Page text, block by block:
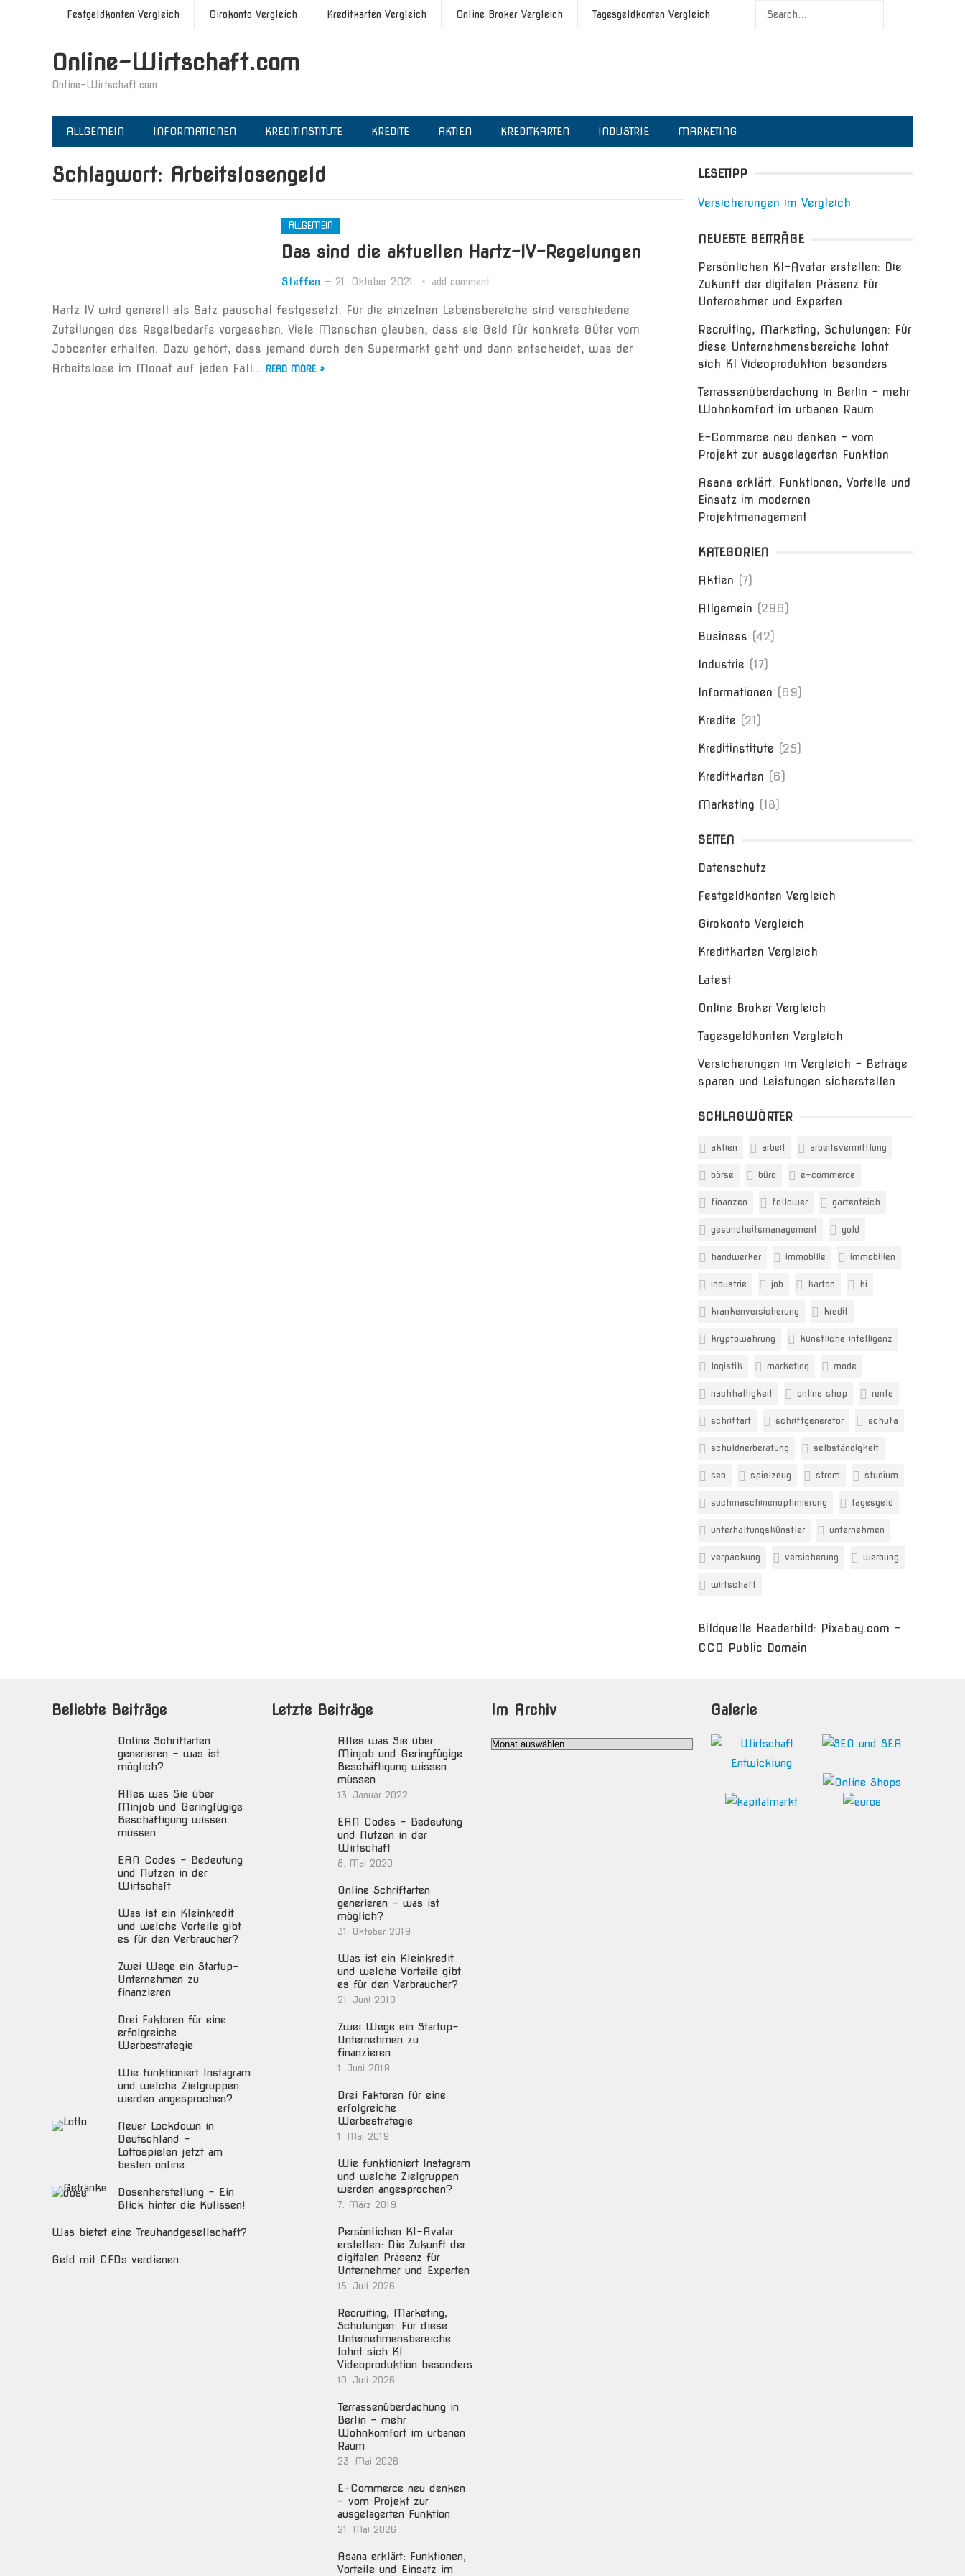
Festgeldkonten Vergleich Girokonto Vergleich Kreditkarten Vergleich Online Broker Vergleich Tagesgeldkonten Vergleich
Online-Wirtschaft.com
Online-Wirtschaft.com
ALLGEMEIN INFORMATIONEN KREDITINSTITUTE KREDITE AKTIEN KREDITKARTEN INDUSTRIE MARKETING
Schlagwort: Arbeitslosengeld
ALLGEMEIN
Das sind die aktuellen Hartz-IV-Regelungen
Steffen — 21. Oktober 2021 add comment
Hartz IV wird generell als Satz pauschal festgesetzt. Für die einzelnen Lebensbereiche sind verschiedene
Zuteilungen des Regelbedarfs vorgesehen. Viele Menschen glauben, dass sie Geld für konkrete Güter vom
Jobcenter erhalten. Dazu gehört, dass jemand durch den Supermarkt geht und dann entscheidet, was der
Arbeitslose im Monat auf jeden Fall... READ MORE »
LESETIPP
Versicherungen im Vergleich
NEUESTE BEITRÄGE
Persönlichen KI-Avatar erstellen: Die
Zukunft der digitalen Präsenz für
Unternehmer und Experten
Recruiting, Marketing, Schulungen: Für
diese Unternehmensbereiche lohnt
sich KI Videoproduktion besonders
Terrassenüberdachung in Berlin – mehr
Wohnkomfort im urbanen Raum
E-Commerce neu denken – vom
Projekt zur ausgelagerten Funktion
Asana erklärt: Funktionen, Vorteile und
Einsatz im modernen
Projektmanagement
KATEGORIEN
Aktien (7)
Allgemein (296)
Business (42)
Industrie (17)
Informationen (69)
Kredite (21)
Kreditinstitute (25)
Kreditkarten (6)
Marketing (18)
SEITEN
Datenschutz
Festgeldkonten Vergleich
Girokonto Vergleich
Kreditkarten Vergleich
Latest
Online Broker Vergleich
Tagesgeldkonten Vergleich
Versicherungen im Vergleich – Beträge
sparen und Leistungen sicherstellen
SCHLAGWÖRTER
aktien arbeit arbeitsvermittlung
börse büro e-commerce
finanzen follower gartenteich
gesundheitsmanagement gold
handwerker immobilie immobilien
industrie job karton ki
krankenversicherung kredit
kryptowährung künstliche intelligenz
logistik marketing mode
nachhaltigkeit online shop rente
schriftart schriftgenerator schufa
schuldnerberatung selbständigkeit
seo spielzeug strom studium
suchmaschinenoptimierung tagesgeld
unterhaltungskünstler unternehmen
verpackung versicherung werbung
wirtschaft
Bildquelle Headerbild: Pixabay.com -
CC0 Public Domain
Beliebte Beiträge
Online Schriftarten
generieren – was ist
möglich?
Alles was Sie über
Minjob und Geringfügige
Beschäftigung wissen
müssen
EAN Codes – Bedeutung
und Nutzen in der
Wirtschaft
Was ist ein Kleinkredit
und welche Vorteile gibt
es für den Verbraucher?
Zwei Wege ein Startup-
Unternehmen zu
finanzieren
Drei Faktoren für eine
erfolgreiche
Werbestrategie
Wie funktioniert Instagram
und welche Zielgruppen
werden angesprochen?
Neuer Lockdown in
Deutschland –
Lottospielen jetzt am
besten online
Dosenherstellung – Ein
Blick hinter die Kulissen!
Was bietet eine Treuhandgesellschaft?
Geld mit CFDs verdienen
Letzte Beiträge
Alles was Sie über
Minjob und Geringfügige
Beschäftigung wissen
müssen
13. Januar 2022
EAN Codes – Bedeutung
und Nutzen in der
Wirtschaft
8. Mai 2020
Online Schriftarten
generieren – was ist
möglich?
31. Oktober 2019
Was ist ein Kleinkredit
und welche Vorteile gibt
es für den Verbraucher?
21. Juni 2019
Zwei Wege ein Startup-
Unternehmen zu
finanzieren
1. Juni 2019
Drei Faktoren für eine
erfolgreiche
Werbestrategie
1. Mai 2019
Wie funktioniert Instagram
und welche Zielgruppen
werden angesprochen?
7. März 2019
Persönlichen KI-Avatar
erstellen: Die Zukunft der
digitalen Präsenz für
Unternehmer und Experten
15. Juli 2026
Recruiting, Marketing,
Schulungen: Für diese
Unternehmensbereiche
lohnt sich KI
Videoproduktion besonders
10. Juli 2026
Terrassenüberdachung in
Berlin – mehr
Wohnkomfort im urbanen
Raum
23. Mai 2026
E-Commerce neu denken
– vom Projekt zur
ausgelagerten Funktion
21. Mai 2026
Asana erklärt: Funktionen,
Vorteile und Einsatz im
Im Archiv
Im
Galerie